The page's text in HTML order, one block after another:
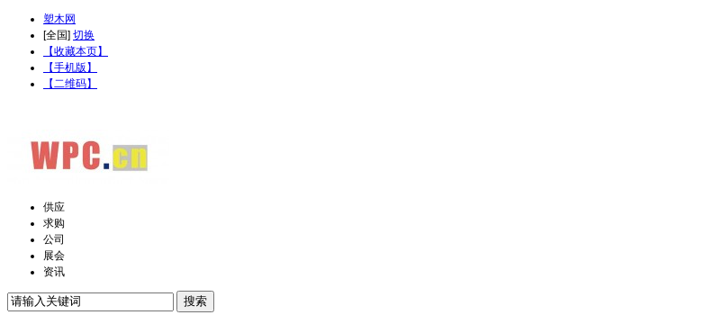
塑木网
[全国] 切换
【收藏本页】
【手机版】
【二维码】
供应
求购
公司
展会
资讯